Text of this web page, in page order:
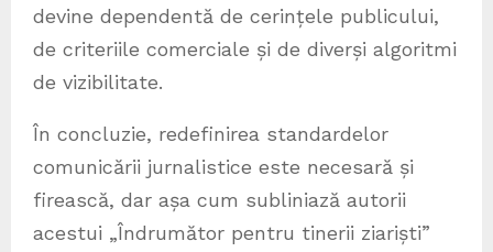
devine dependentă de cerințele publicului,
de criteriile comerciale și de diverși algoritmi
de vizibilitate.
În concluzie, redefinirea standardelor
comunicării jurnalistice este necesară și
firească, dar așa cum subliniază autorii
acestui „Îndrumător pentru tinerii ziariști”